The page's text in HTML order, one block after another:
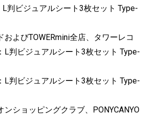
L判ビジュアルシート3枚セット Type-
およびTOWERmini全店、タワーレコ
L判ビジュアルシート3枚セット Type-
L判ビジュアルシート3枚セット Type-
ンショッピングクラブ、PONYCANYO